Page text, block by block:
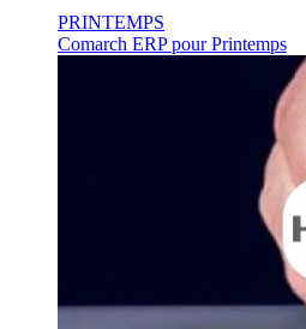
PRINTEMPS
Comarch ERP pour Printemps